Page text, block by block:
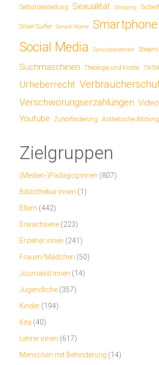
Selbstdarstellung Sexualität Shopping
Silver Surfer Smart Home
Social Media Sprachassistenten
Suchmaschinen Theologie und Kirche
Urheberrecht
Verschwörungserzählungen Video
Youtube Zuhörförderung Ästhetische Bildung
Zielgruppen
(Medien-)Pädagog:innen (807)
Bibliothekar:innen (1)
Eltern (442)
Erwachsene (223)
Erzieher:innen (241)
Frauen/Mädchen (50)
Journalist:innen (14)
Jugendliche (357)
Kinder (194)
Kita (40)
Lehrer:innen (617)
Menschen mit Behinderung (14)